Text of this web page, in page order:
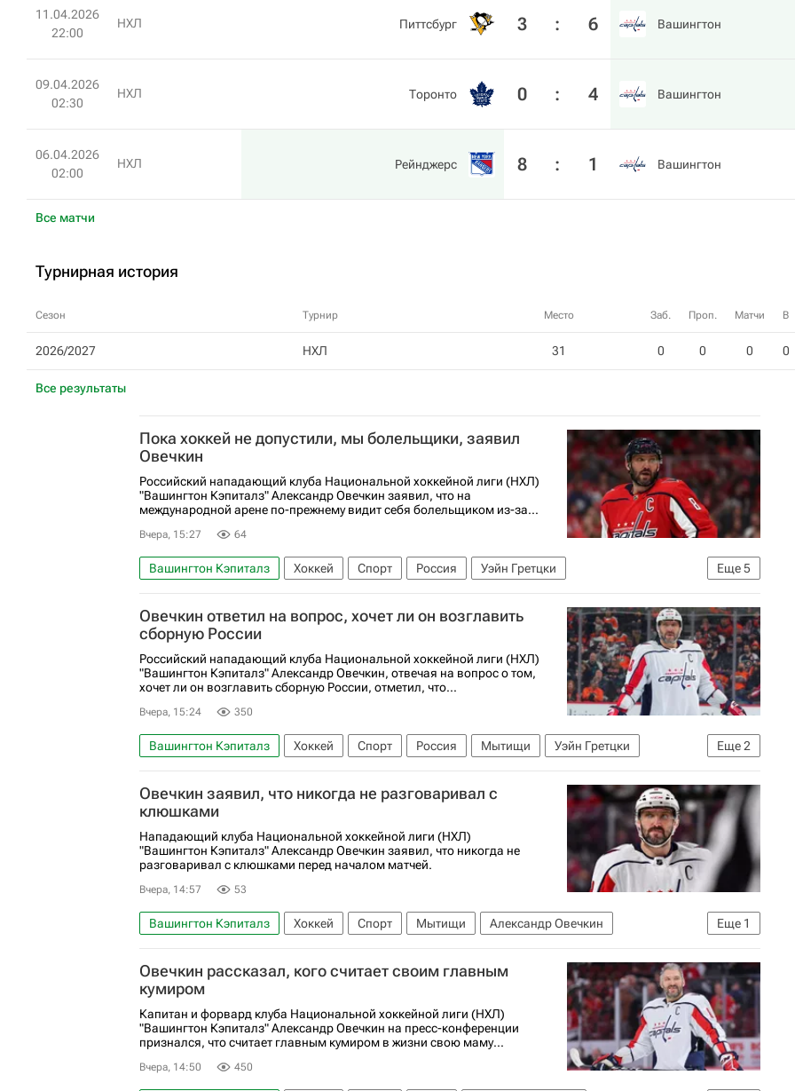
Все матчи
11.04.2026
22:00
НХЛ Питтсбург 3 : 6 Вашингтон
09.04.2026
02:30
НХЛ Торонто 0 : 4 Вашингтон
06.04.2026
02:00
НХЛ Рейнджерс 8 : 1 Вашингтон
Турнирная история
Сезон Турнир Место Заб. Проп. Матчи В
2026/2027 НХЛ 31 0 0 0 0
Все результаты
Пока хоккей не допустили, мы болельщики, заявил
Овечкин
Российский нападающий клуба Национальной хоккейной лиги (НХЛ)
"Вашингтон Кэпиталз" Александр Овечкин заявил, что на
международной арене по-прежнему видит себя болельщиком из-за...
Вчера, 15:27 64
Еще5
Вашингтон Кэпиталз Хоккей Спорт Россия
Уэйн Гретцки
Международная федерация хоккея (IIHF)
Федерация хоккея России (ФХР)
Спортивный арбитражный суд (CAS)
Александр Овечкин
Национальная хоккейная лига (НХЛ)
Овечкин ответил на вопрос, хочет ли он возглавить
сборную России
Российский нападающий клуба Национальной хоккейной лиги (НХЛ)
"Вашингтон Кэпиталз" Александр Овечкин, отвечая на вопрос о том,
хочет ли он возглавить сборную России, отметил, что...
Вчера, 15:24 350
Еще2
Вашингтон Кэпиталз Хоккей Спорт Россия Мытищи
Уэйн Гретцки
Александр Овечкин
Национальная хоккейная лига (НХЛ)
Овечкин заявил, что никогда не разговаривал с
клюшками
Нападающий клуба Национальной хоккейной лиги (НХЛ)
"Вашингтон Кэпиталз" Александр Овечкин заявил, что никогда не
разговаривал с клюшками перед началом матчей.
Вчера, 14:57 53
Еще 1
Вашингтон Кэпиталз Хоккей Спорт Мытищи
Александр Овечкин
Национальная хоккейная лига (НХЛ)
Овечкин рассказал, кого считает своим главным
кумиром
Капитан и форвард клуба Национальной хоккейной лиги (НХЛ)
"Вашингтон Кэпиталз" Александр Овечкин на пресс-конференции
признался, что считает главным кумиром в жизни свою маму...
Вчера, 14:50 450